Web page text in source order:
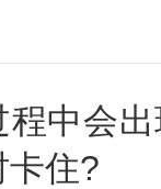
中会出
住?